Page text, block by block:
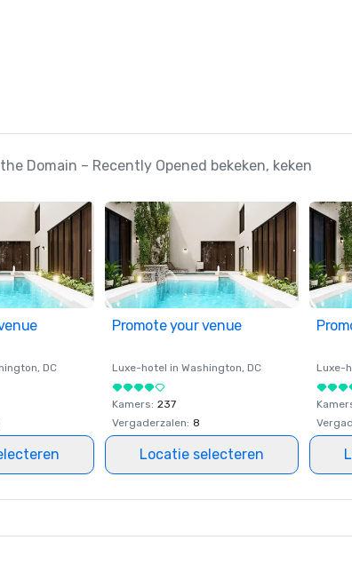
Domain – Recently Opened bekeken, keken
, DC
Promote your venue
Luxe-hotel in Washington, DC
Kamers: 237
Vergaderzalen: 8
Locatie selecteren
Luxe-